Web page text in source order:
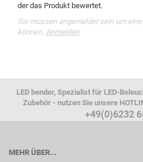
der das Produkt bewertet.
Sie müssen angemeldet sein um
können. Anmelden
LED bender, Spezialist für LED-
Zubehör - nutzen Sie unsere
+49(0)6232
MEHR ÜBER...